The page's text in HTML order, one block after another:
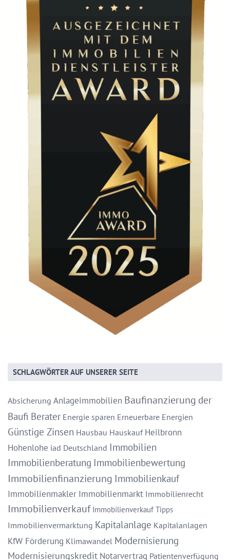
SCHLAGWÖRTER AUF UNSERER SEITE
Absicherung Anlageimmobilien Baufinanzierung der
Baufi Berater Energie sparen Erneuerbare Energien
Günstige Zinsen Hausbau Hauskauf Heilbronn
Hohenlohe iad Deutschland Immobilien
Immobilienberatung Immobilienbewertung
Immobilienfinanzierung Immobilienkauf
Immobilienmakler Immobilienmarkt Immobilienrecht
Immobilienverkauf Immobilienverkauf Tipps
Immobilienvermarktung Kapitalanlage Kapitalanlagen
KfW Förderung Klimawandel Modernisierung
Modernisierungskredit Notarvertrag Patientenverfügung